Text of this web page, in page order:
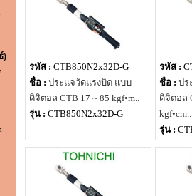
)
รหัส : CTB850N2x32D-G
ชื่อ : ประแจวัดแรงบิด แบบ
ดิจิตอล CTB 17 ~ 85 kgf•m..
รุ่น : CTB850N2x32D-G
รหัส :
ชื่อ : ปร
ดิจิตอล
kgf•cm..
รุ่น :